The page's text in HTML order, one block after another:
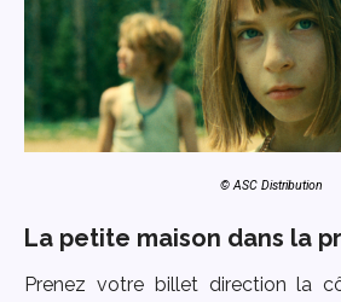
© ASC Distribution
La petite maison dans la
Prenez votre billet direction la